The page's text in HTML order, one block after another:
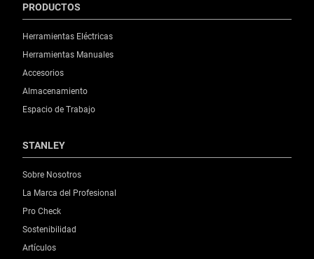
PRODUCTOS
Herramientas Eléctricas
Herramientas Manuales
Accesorios
Almacenamiento
Espacio de Trabajo
STANLEY
Sobre Nosotros
La Marca del Profesional
Pro Check
Sostenibilidad
Artículos